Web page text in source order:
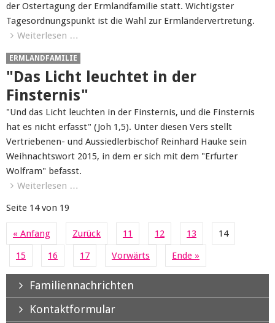
der Ostertagung der Ermlandfamilie statt. Wichtigster
Tagesordnungspunkt ist die Wahl zur Ermländervertretung.
Weiterlesen …
ERMLANDFAMILIE
"Das Licht leuchtet in der
Finsternis"
"Und das Licht leuchten in der Finsternis, und die Finsternis
hat es nicht erfasst" (Joh 1,5). Unter diesen Vers stellt
Vertriebenen- und Aussiedlerbischof Reinhard Hauke sein
Weihnachtswort 2015, in dem er sich mit dem "Erfurter
Wolfram" befasst.
Weiterlesen …
Seite 14 von 19
« Anfang Zurück 11 12 13
14
15
16 17 Vorwärts Ende »
Familiennachrichten
Kontaktformular